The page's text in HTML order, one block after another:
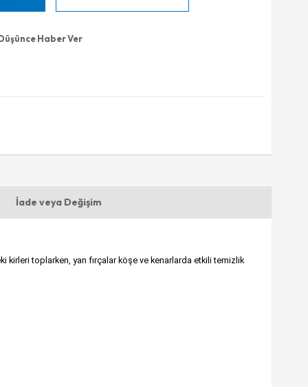
Haber Ver
İade veya Değişim
kirleri toplarken, yan fırçalar köşe ve kenarlarda etkili temizlik